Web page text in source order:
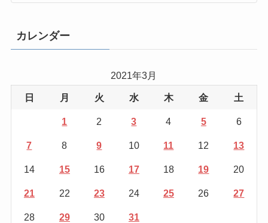
カレンダー
2021年3月
日 月 火 水 木 金 土
1 2 3 4 5 6
7 8 9 10 11 12 13
14 15 16 17 18 19 20
21 22 23 24 25 26 27
28 29 30 31